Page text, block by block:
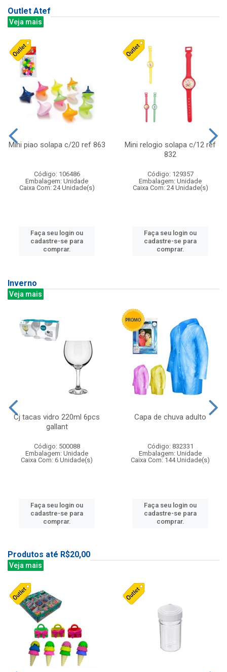
Outlet Atef
Veja mais
Mini piao solapa c/20 ref 863
Código: 106486
Embalagem: Unidade
Caixa Com: 24 Unidade(s)
Faça seu login ou
cadastre-se para
comprar.
Mini relogio solapa c/12 ref
832
Código: 129357
Embalagem: Unidade
Caixa Com: 24 Unidade(s)
Faça seu login ou
cadastre-se para
comprar.
Inverno
Veja mais
Cj tacas vidro 220ml 6pcs
gallant
Código: 500088
Embalagem: Unidade
Caixa Com: 6 Unidade(s)
Faça seu login ou
cadastre-se para
comprar.
Capa de chuva adulto
Código: 832331
Embalagem: Unidade
Caixa Com: 144 Unidade(s)
Faça seu login ou
cadastre-se para
comprar.
Produtos até R$20,00
Veja mais